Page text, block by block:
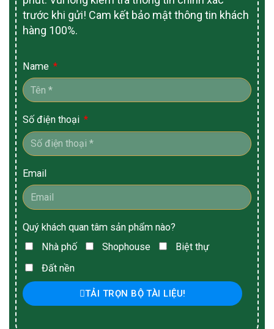
trước khi gửi! Cam kết bảo mật thông tin khách
hàng 100%.
Name
Số điện thoại
Email
Quý khách quan tâm sản phẩm nào?
Nhà phố
Shophouse
Biệt thự
Đất nền
TẢI TRỌN BỘ TÀI LIỆU!